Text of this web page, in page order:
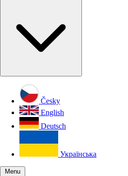
Česky
English
Deutsch
Українська
Menu